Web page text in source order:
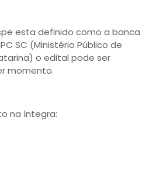
esta definido como a banca
SC (Ministério Público de
o edital pode ser
momento.
na íntegra: